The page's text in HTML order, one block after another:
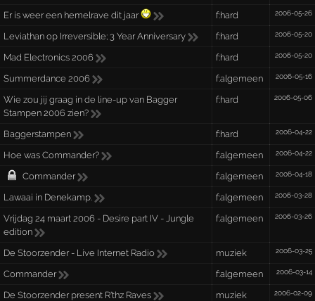
Er is weer een hemelrave dit jaar f:hard 2006-05-26
Leviathan op Irreversible; 3 Year Anniversary f:hard 2006-05-20
Mad Electronics 2006 f:hard 2006-05-20
Summerdance 2006 f:algemeen 2006-05-16
Wie zou jij graag in de line-up van Bagger
Stampen 2006 zien?
f:hard 2006-05-06
Baggerstampen f:hard 2006-04-22
Hoe was Commander? f:algemeen 2006-04-22
Commander f:algemeen 2006-04-18
Lawaai in Denekamp. f:algemeen 2006-03-28
Vrijdag 24 maart 2006 - Desire part IV - Jungle
edition
f:algemeen 2006-03-26
De Stoorzender - Live Internet Radio muziek 2006-03-25
Commander f:algemeen 2006-03-14
De Stoorzender present R'thz Raves muziek 2006-02-09